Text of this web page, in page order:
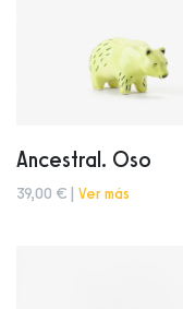
Ancestral. Oso
39,00 € | Ver más